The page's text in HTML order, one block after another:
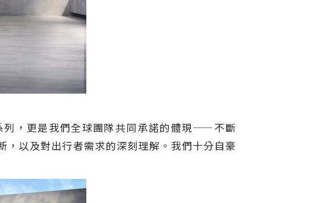
，更是我們全球團隊共同承諾的體現——不斷
以及對出行者需求的深刻理解。我們十分自豪